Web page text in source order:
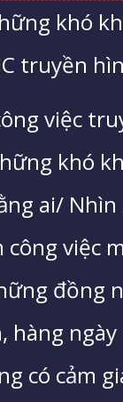
khó
truyền
việc
khó
ai/
công việc
đồng
hàng
có cảm